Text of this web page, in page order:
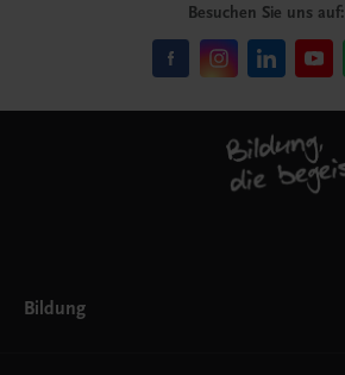
Besuchen Sie uns auf:
Bildung